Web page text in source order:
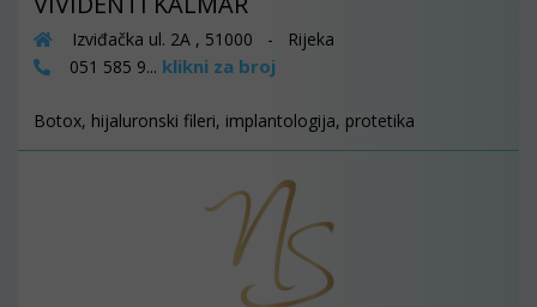
Izviđačka ul. 2A , 51000 - Rijeka
051 585 9... klikni za broj
Botox, hijaluronski fileri, implantologija, protetika